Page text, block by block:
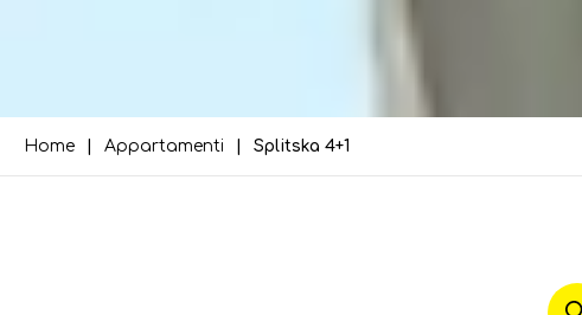
Home Appartamenti Splitska 4+1